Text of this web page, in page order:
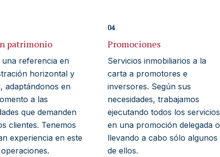
patrimonio
una referencia en
horizontal y
adaptándonos en
a las
que demanden
clientes. Tenemos
experiencia en este
04
Promociones
Servicios inmobiliarios a la
carta a promotores e
inversores. Según sus
necesidades, trabajamos
ejecutando todos los servicios
en una promoción delegada o
llevando a cabo sólo algunos
de ellos.